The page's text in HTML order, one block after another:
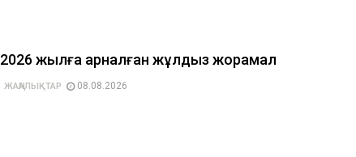
2026 жылға арналған жұлдыз жорамал
ЖАҢАЛЫҚТАР 08.08.2026